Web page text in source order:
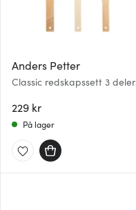
Anders Petter
Classic redskapssett 3 deler
229 kr
På lager